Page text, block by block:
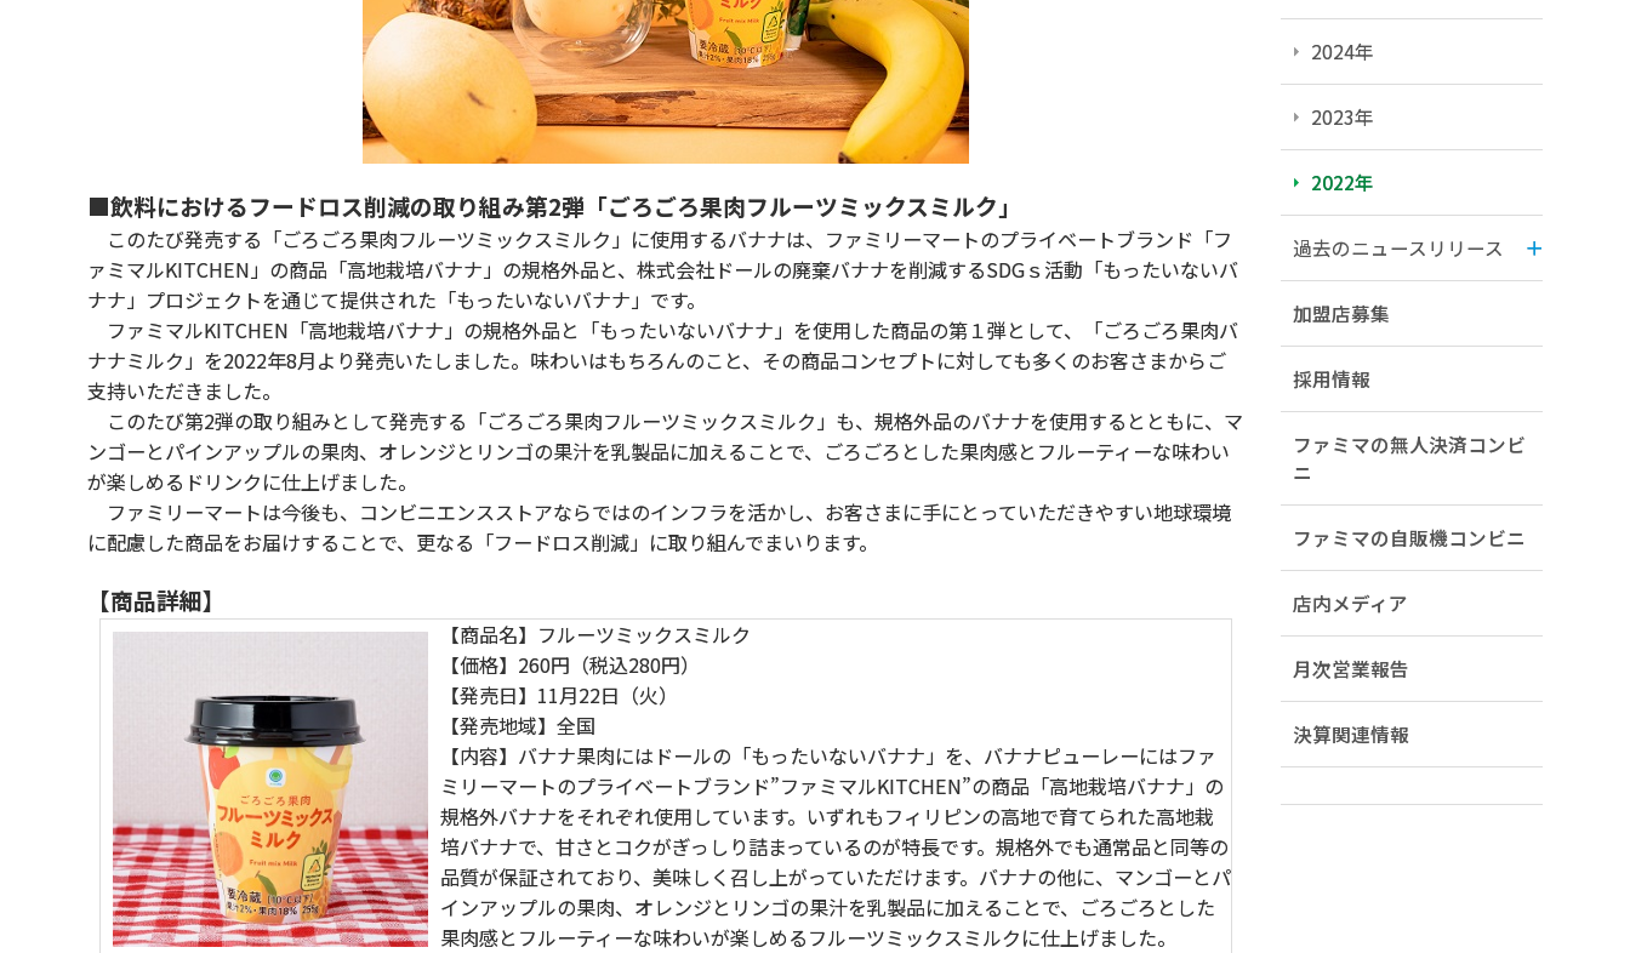
■飲料におけるフードロス削減の取り組み第2弾「ごろごろ果肉フルーツミックスミルク」
このたび発売する「ごろごろ果肉フルーツミックスミルク」に使用するバナナは、ファミリーマートのプライベートブランド「フ
ァミマルKITCHEN」の商品「高地栽培バナナ」の規格外品と、株式会社ドールの廃棄バナナを削減するSDGｓ活動「もったいないバ
ナナ」プロジェクトを通じて提供された「もったいないバナナ」です。
ファミマルKITCHEN「高地栽培バナナ」の規格外品と「もったいないバナナ」を使用した商品の第１弾として、「ごろごろ果肉バ
ナナミルク」を2022年8月より発売いたしました。味わいはもちろんのこと、その商品コンセプトに対しても多くのお客さまからご
支持いただきました。
このたび第2弾の取り組みとして発売する「ごろごろ果肉フルーツミックスミルク」も、規格外品のバナナを使用するとともに、マ
ンゴーとパインアップルの果肉、オレンジとリンゴの果汁を乳製品に加えることで、ごろごろとした果肉感とフルーティーな味わい
が楽しめるドリンクに仕上げました。
ファミリーマートは今後も、コンビニエンスストアならではのインフラを活かし、お客さまに手にとっていただきやすい地球環境
に配慮した商品をお届けすることで、更なる「フードロス削減」に取り組んでまいります。
【商品詳細】
【商品名】フルーツミックスミルク
【価格】260円（税込280円）
【発売日】11月22日（火）
【発売地域】全国
【内容】バナナ果肉にはドールの「もったいないバナナ」を、バナナピューレーにはファ
ミリーマートのプライベートブランド”ファミマルKITCHEN”の商品「高地栽培バナナ」の
規格外バナナをそれぞれ使用しています。いずれもフィリピンの高地で育てられた高地栽
培バナナで、甘さとコクがぎっしり詰まっているのが特長です。規格外でも通常品と同等の
品質が保証されており、美味しく召し上がっていただけます。 バナナの他に、マンゴーとパ
インアップルの果肉、オレンジとリンゴの果汁を乳製品に加えることで、ごろごろとした
果肉感とフルーティーな味わいが楽しめるフルーツミックスミルクに仕上げました。
2024年
2023年
2022年
過去のニュースリリース
加盟店募集
採用情報
ファミマの無人決済コンビ
ニ
ファミマの自販機コンビニ
店内メディア
月次営業報告
決算関連情報